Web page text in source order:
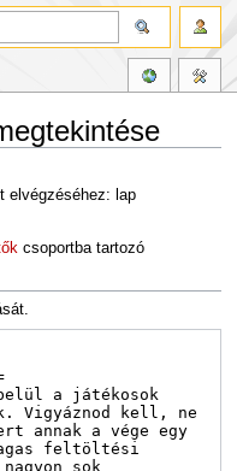
elvégzéséhez: lap
csoportba tartozó